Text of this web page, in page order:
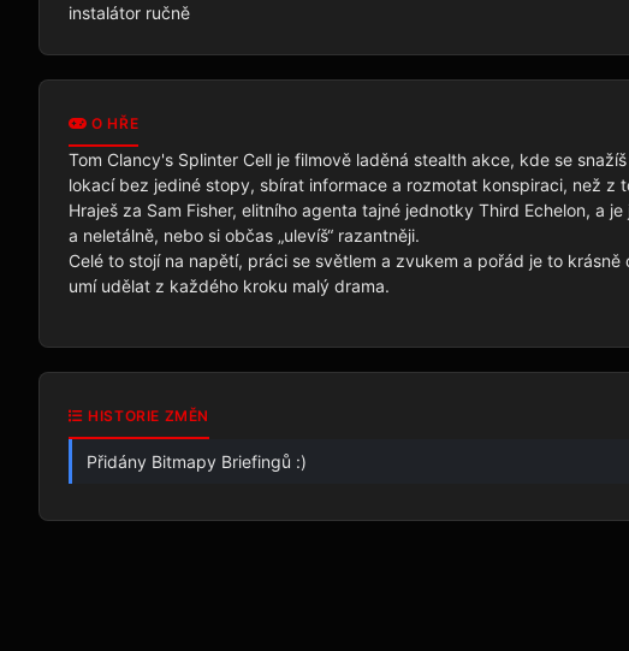
instalátor ručně
O HŘE
Tom Clancy's Splinter Cell je filmově laděná stealth akce, kde se
lokací bez jediné stopy, sbírat informace a rozmotat konspiraci, než z
Hraješ za Sam Fisher, elitního agenta tajné jednotky Third Echelon, a
a neletálně, nebo si občas „ulevíš“ razantněji.
Celé to stojí na napětí, práci se světlem a zvukem a pořád je to
umí udělat z každého kroku malý drama.
HISTORIE ZMĚN
Přidány Bitmapy Briefingů :)